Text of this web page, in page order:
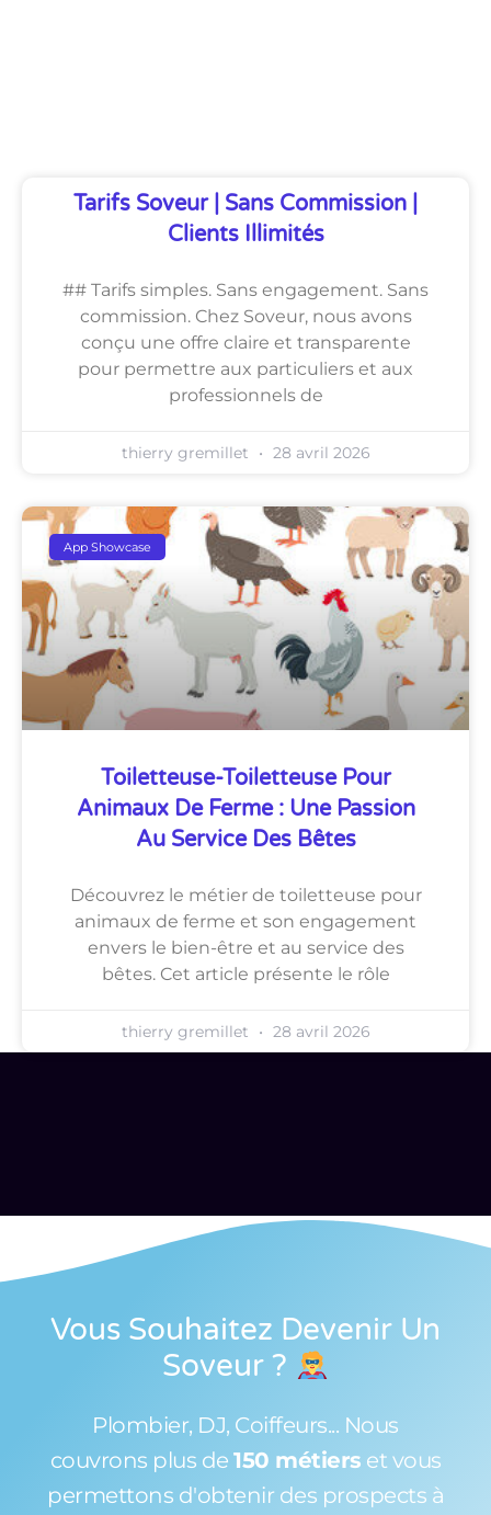
Tarifs Soveur | Sans Commission |
Clients Illimités
## Tarifs simples. Sans engagement. Sans
commission. Chez Soveur, nous avons
conçu une offre claire et transparente
pour permettre aux particuliers et aux
professionnels de
thierry gremillet 28 avril 2026
App Showcase
Toiletteuse-Toiletteuse Pour
Animaux De Ferme : Une Passion
Au Service Des Bêtes
Découvrez le métier de toiletteuse pour
animaux de ferme et son engagement
envers le bien-être et au service des
bêtes. Cet article présente le rôle
thierry gremillet 28 avril 2026
Vous Souhaitez Devenir Un
Soveur ?
Plombier, DJ, Coiffeurs... Nous
couvrons plus de 150 métiers et vous
permettons d'obtenir des prospects à